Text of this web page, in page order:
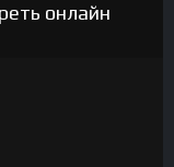
онлайн